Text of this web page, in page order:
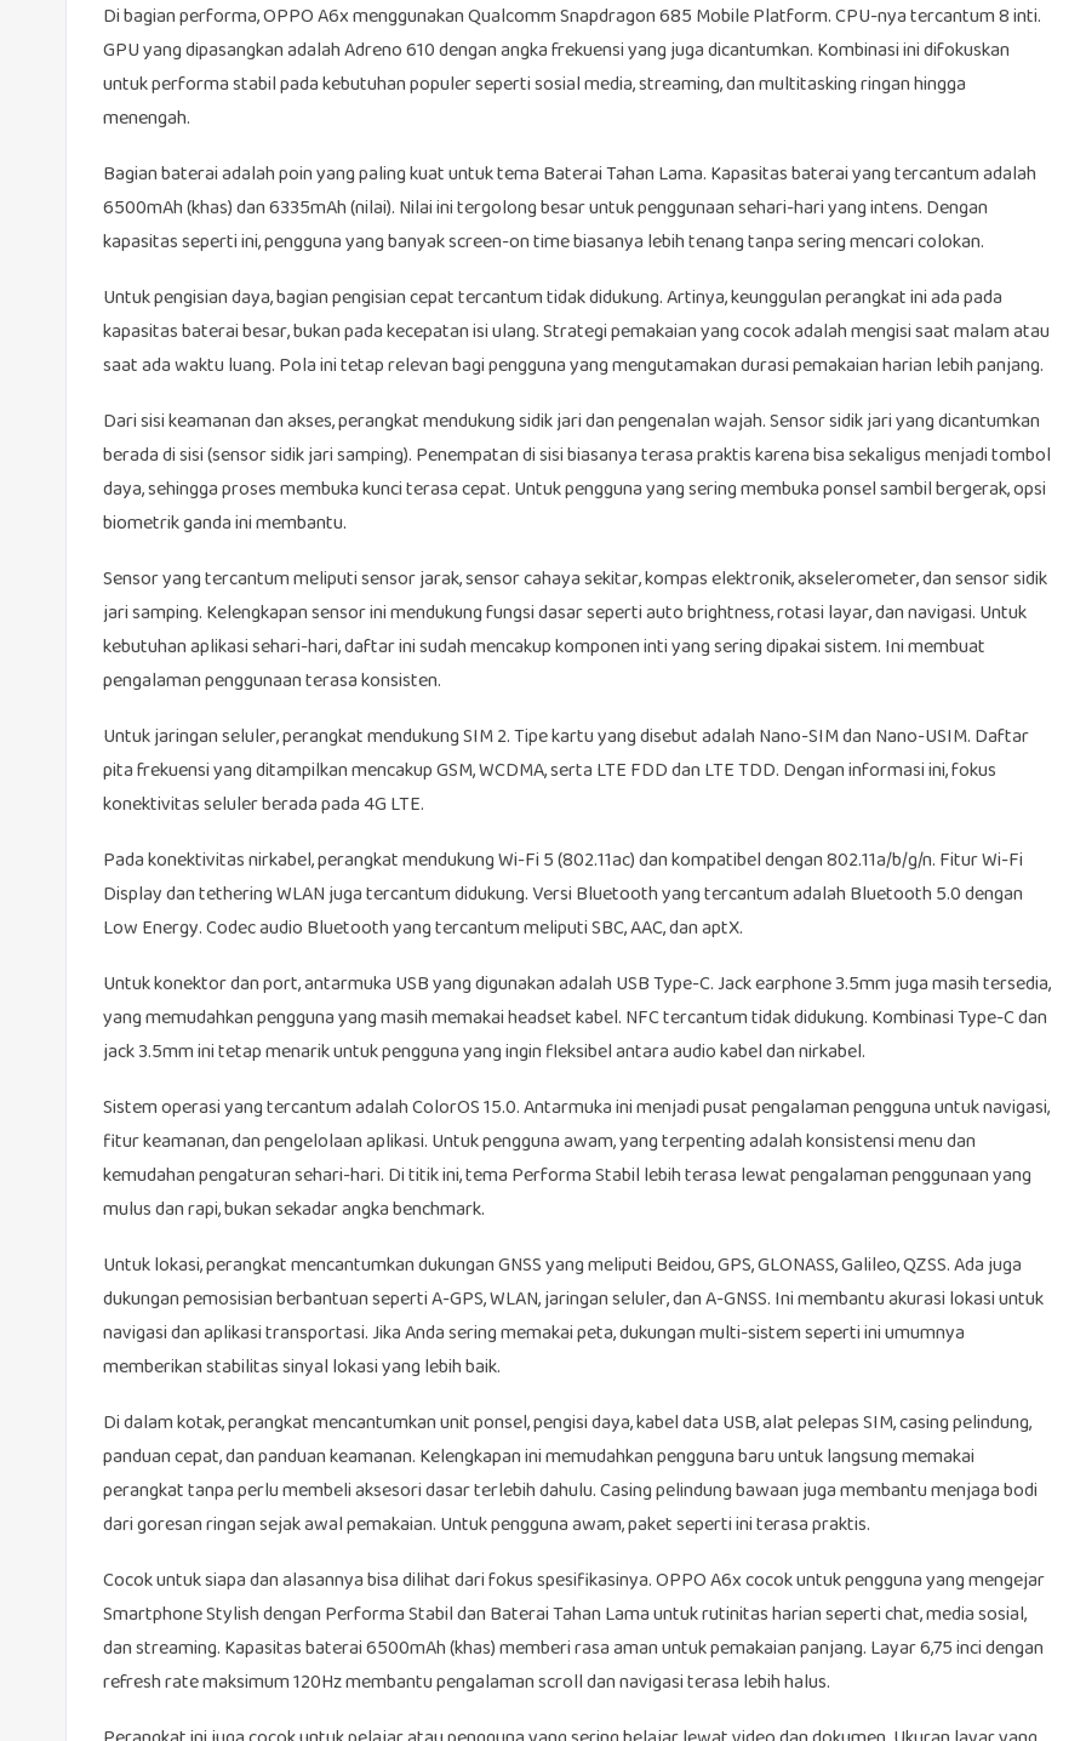
Di bagian performa, OPPO A6x menggunakan Qualcomm Snapdragon 685 Mobile Platform. CPU-nya tercantum 8 inti.
GPU yang dipasangkan adalah Adreno 610 dengan angka frekuensi yang juga dicantumkan. Kombinasi ini difokuskan
untuk performa stabil pada kebutuhan populer seperti sosial media, streaming, dan multitasking ringan hingga
menengah.
Bagian baterai adalah poin yang paling kuat untuk tema Baterai Tahan Lama. Kapasitas baterai yang tercantum adalah
6500mAh (khas) dan 6335mAh (nilai). Nilai ini tergolong besar untuk penggunaan sehari-hari yang intens. Dengan
kapasitas seperti ini, pengguna yang banyak screen-on time biasanya lebih tenang tanpa sering mencari colokan.
Untuk pengisian daya, bagian pengisian cepat tercantum tidak didukung. Artinya, keunggulan perangkat ini ada pada
kapasitas baterai besar, bukan pada kecepatan isi ulang. Strategi pemakaian yang cocok adalah mengisi saat malam atau
saat ada waktu luang. Pola ini tetap relevan bagi pengguna yang mengutamakan durasi pemakaian harian lebih panjang.
Dari sisi keamanan dan akses, perangkat mendukung sidik jari dan pengenalan wajah. Sensor sidik jari yang dicantumkan
berada di sisi (sensor sidik jari samping). Penempatan di sisi biasanya terasa praktis karena bisa sekaligus menjadi tombol
daya, sehingga proses membuka kunci terasa cepat. Untuk pengguna yang sering membuka ponsel sambil bergerak, opsi
biometrik ganda ini membantu.
Sensor yang tercantum meliputi sensor jarak, sensor cahaya sekitar, kompas elektronik, akselerometer, dan sensor sidik
jari samping. Kelengkapan sensor ini mendukung fungsi dasar seperti auto brightness, rotasi layar, dan navigasi. Untuk
kebutuhan aplikasi sehari-hari, daftar ini sudah mencakup komponen inti yang sering dipakai sistem. Ini membuat
pengalaman penggunaan terasa konsisten.
Untuk jaringan seluler, perangkat mendukung SIM 2. Tipe kartu yang disebut adalah Nano-SIM dan Nano-USIM. Daftar
pita frekuensi yang ditampilkan mencakup GSM, WCDMA, serta LTE FDD dan LTE TDD. Dengan informasi ini, fokus
konektivitas seluler berada pada 4G LTE.
Pada konektivitas nirkabel, perangkat mendukung Wi-Fi 5 (802.11ac) dan kompatibel dengan 802.11a/b/g/n. Fitur Wi-Fi
Display dan tethering WLAN juga tercantum didukung. Versi Bluetooth yang tercantum adalah Bluetooth 5.0 dengan
Low Energy. Codec audio Bluetooth yang tercantum meliputi SBC, AAC, dan aptX.
Untuk konektor dan port, antarmuka USB yang digunakan adalah USB Type-C. Jack earphone 3.5mm juga masih tersedia,
yang memudahkan pengguna yang masih memakai headset kabel. NFC tercantum tidak didukung. Kombinasi Type-C dan
jack 3.5mm ini tetap menarik untuk pengguna yang ingin fleksibel antara audio kabel dan nirkabel.
Sistem operasi yang tercantum adalah ColorOS 15.0. Antarmuka ini menjadi pusat pengalaman pengguna untuk navigasi,
fitur keamanan, dan pengelolaan aplikasi. Untuk pengguna awam, yang terpenting adalah konsistensi menu dan
kemudahan pengaturan sehari-hari. Di titik ini, tema Performa Stabil lebih terasa lewat pengalaman penggunaan yang
mulus dan rapi, bukan sekadar angka benchmark.
Untuk lokasi, perangkat mencantumkan dukungan GNSS yang meliputi Beidou, GPS, GLONASS, Galileo, QZSS. Ada juga
dukungan pemosisian berbantuan seperti A-GPS, WLAN, jaringan seluler, dan A-GNSS. Ini membantu akurasi lokasi untuk
navigasi dan aplikasi transportasi. Jika Anda sering memakai peta, dukungan multi-sistem seperti ini umumnya
memberikan stabilitas sinyal lokasi yang lebih baik.
Di dalam kotak, perangkat mencantumkan unit ponsel, pengisi daya, kabel data USB, alat pelepas SIM, casing pelindung,
panduan cepat, dan panduan keamanan. Kelengkapan ini memudahkan pengguna baru untuk langsung memakai
perangkat tanpa perlu membeli aksesori dasar terlebih dahulu. Casing pelindung bawaan juga membantu menjaga bodi
dari goresan ringan sejak awal pemakaian. Untuk pengguna awam, paket seperti ini terasa praktis.
Cocok untuk siapa dan alasannya bisa dilihat dari fokus spesifikasinya. OPPO A6x cocok untuk pengguna yang mengejar
Smartphone Stylish dengan Performa Stabil dan Baterai Tahan Lama untuk rutinitas harian seperti chat, media sosial,
dan streaming. Kapasitas baterai 6500mAh (khas) memberi rasa aman untuk pemakaian panjang. Layar 6,75 inci dengan
refresh rate maksimum 120Hz membantu pengalaman scroll dan navigasi terasa lebih halus.